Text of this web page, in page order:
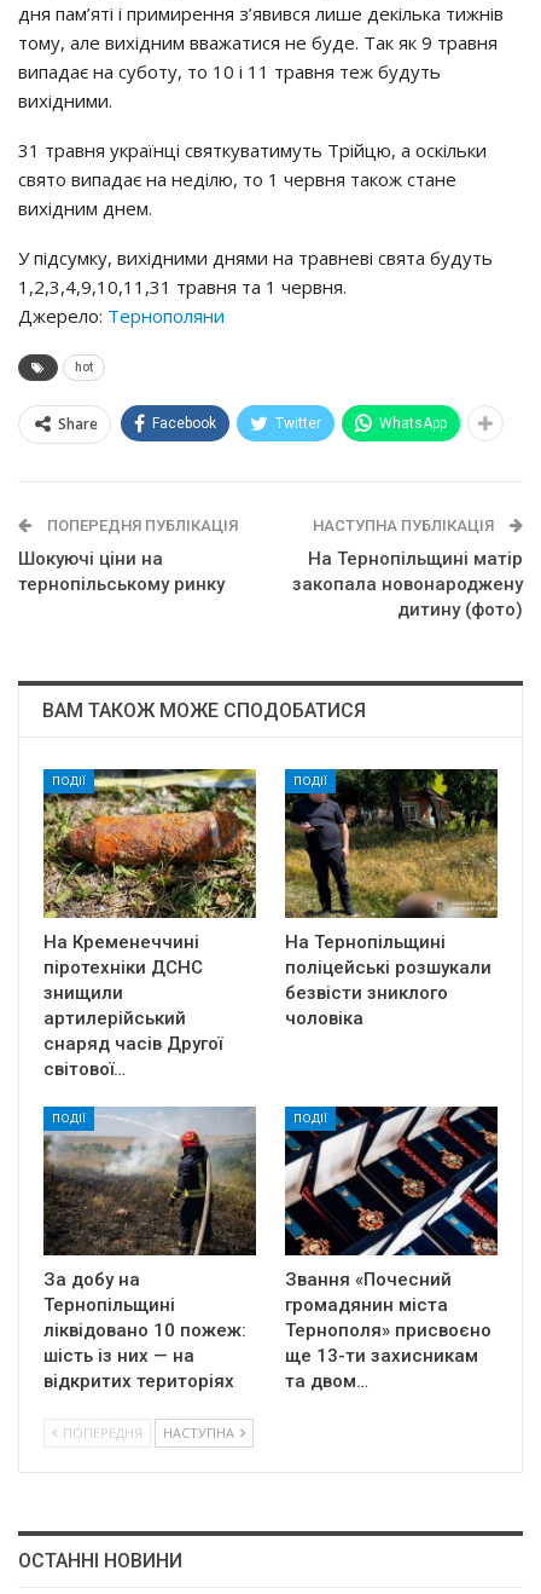
дня пам’яті і примирення з’явився лише декілька тижнів
тому, але вихідним вважатися не буде. Так як 9 травня
випадає на суботу, то 10 і 11 травня теж будуть
вихідними.
31 травня українці святкуватимуть Трійцю, а оскільки
свято випадає на неділю, то 1 червня також стане
вихідним днем.
У підсумку, вихідними днями на травневі свята будуть
1,2,3,4,9,10,11,31 травня та 1 червня.
Джерело: Тернополяни
hot
Share Facebook Twitter WhatsApp
ПОПЕРЕДНЯ ПУБЛІКАЦІЯ
Шокуючі ціни на
тернопільському ринку
НАСТУПНА ПУБЛІКАЦІЯ
На Тернопільщині матір
закопала новонароджену
дитину (фото)
ВАМ ТАКОЖ МОЖЕ СПОДОБАТИСЯ
ПОДІЇ
На Кременеччині
піротехніки ДСНС
знищили
артилерійський
снаряд часів Другої
світової…
ПОДІЇ
На Тернопільщині
поліцейські розшукали
безвісти зниклого
чоловіка
ПОДІЇ
За добу на
Тернопільщині
ліквідовано 10 пожеж:
шість із них — на
відкритих територіях
ПОДІЇ
Звання «Почесний
громадянин міста
Тернополя» присвоєно
ще 13-ти захисникам
та двом…
ПОПЕРЕДНЯ НАСТУПНА
ОСТАННІ НОВИНИ